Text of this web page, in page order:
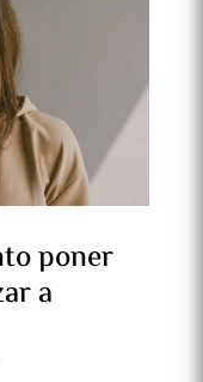
poner
a